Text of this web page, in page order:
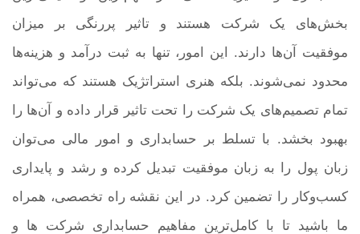
بخش‌های یک شرکت هستند و تاثیر پررنگی بر میزان
موفقیت آن‌ها دارند. این امور، تنها به ثبت درآمد و هزینه‌ها
محدود نمی‌شوند. بلکه هنری استراتژیک هستند که می‌تواند
تمام تصمیم‌های یک شرکت را تحت تاثیر قرار داده و آن‌ها را
بهبود بخشد. با تسلط بر حسابداری و امور مالی می‌توان
زبان پول را به زبان موفقیت تبدیل کرده و رشد و پایداری
کسب‌وکار را تضمین کرد. در این نقشه راه تخصصی، همراه
ما باشید تا با کامل‌ترین مفاهیم حسابداری شرکت ها و